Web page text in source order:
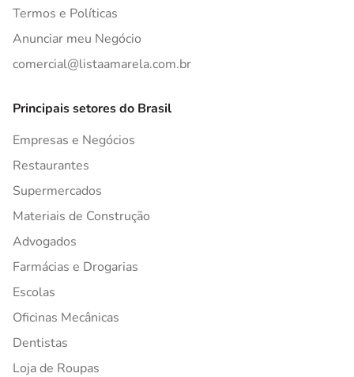
Termos e Políticas
Anunciar meu Negócio
comercial@listaamarela.com.br
Principais setores do Brasil
Empresas e Negócios
Restaurantes
Supermercados
Materiais de Construção
Advogados
Farmácias e Drogarias
Escolas
Oficinas Mecânicas
Dentistas
Loja de Roupas